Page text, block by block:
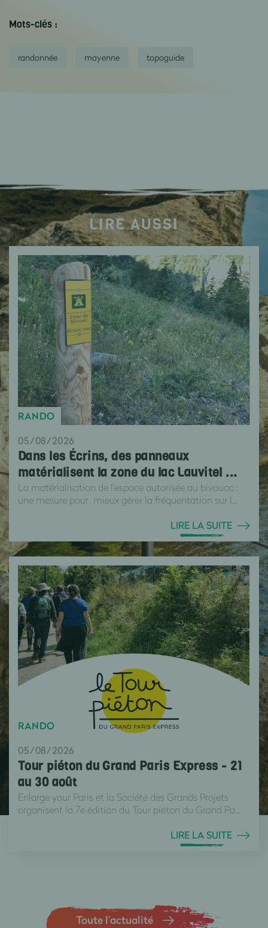
Mots-clés :
randonnée mayenne topoguide
LIRE AUSSI
RANDO
05/08/2026
Dans les Écrins, des panneaux
matérialisent la zone du lac Lauvitel ...
La matérialisation de l'espace autorisée au bivouac :
une mesure pour mieux gérer la fréquentation sur l...
LIRE LA SUITE
RANDO
05/08/2026
Tour piéton du Grand Paris Express - 21
au 30 août
Enlarge your Paris et la Société des Grands Projets
organisent la 7e édition du Tour piéton du Grand Pa...
LIRE LA SUITE
Toute l’actualité